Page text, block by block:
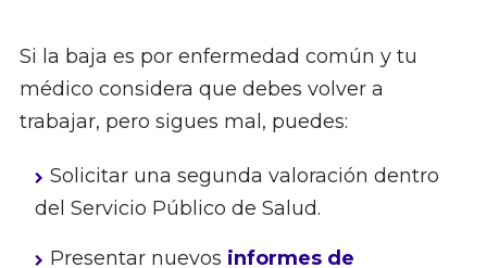
Si la baja es por enfermedad común y tu
médico considera que debes volver a
trabajar, pero sigues mal, puedes:
Solicitar una segunda valoración dentro
del Servicio Público de Salud.
Presentar nuevos informes de